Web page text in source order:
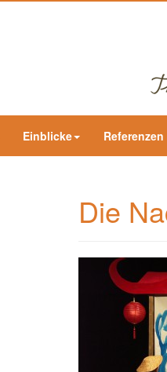
Einblicke Referenzen
Die